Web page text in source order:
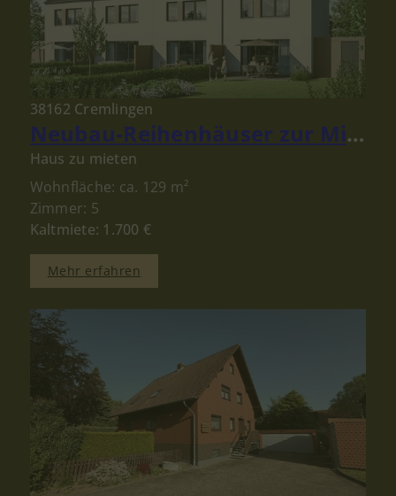
38162 Cremlingen
Neubau-Reihenhäuser zur Miete in Schandelah bei Cremlingen – Modernes Wohnen für Familien
Haus zu mieten
Wohnfläche: ca. 129 m²
Zimmer: 5
Kaltmiete: 1.700 €
Mehr erfahren